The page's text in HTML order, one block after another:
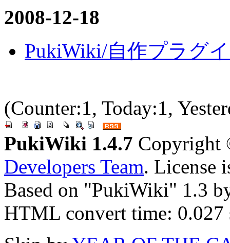
2008-12-18
PukiWiki/自作プラグ
(Counter:1, Today:1,
PukiWiki 1.4.7 Copyright
Developers Team. License
Based on "PukiWiki" 1.3
HTML convert time: 0.027